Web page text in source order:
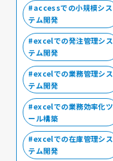
accessでの小規模シス
テム開発
excelでの発注管理シス
テム開発
excelでの業務管理シス
テム開発
excelでの業務効率化ツ
ール構築
excelでの在庫管理シス
テム開発